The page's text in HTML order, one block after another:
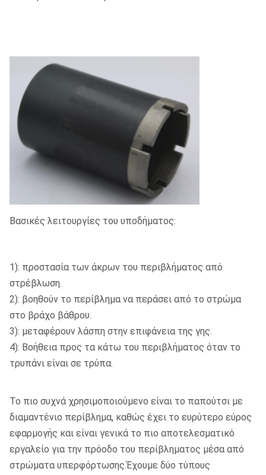
Βασικές λειτουργίες του υποδήματος:
1): προστασία των άκρων του περιβλήματος από
στρέβλωση.
2): βοηθούν το περίβλημα να περάσει από το στρώμα
στο βράχο βάθρου.
3): μεταφέρουν λάσπη στην επιφάνεια της γης.
4): Βοήθεια προς τα κάτω του περιβλήματος όταν το
τρυπάνι είναι σε τρύπα.
Το πιο συχνά χρησιμοποιούμενο είναι το παπούτσι με
διαμαντένιο περίβλημα, καθώς έχει το ευρύτερο εύρος
εφαρμογής και είναι γενικά το πιο αποτελεσματικό
εργαλείο για την πρόοδο του περίβληματος μέσα από
στρώματα υπερφόρτωσης.Έχουμε δύο τύπους